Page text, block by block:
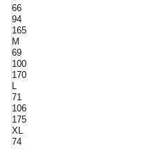
66
94
165
M
69
100
170
L
71
106
175
XL
74